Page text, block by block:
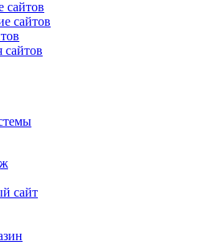
сайтов
сайтов
сайт